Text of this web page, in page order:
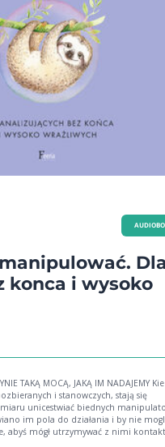
konca i wysoko
TAKĄ MOCĄ, JAKĄ IM NADAJEMY
i stanowczych, stają się
unicestwiać biednych
im pola do działania i by nie
abyś mógł utrzymywać z nimi